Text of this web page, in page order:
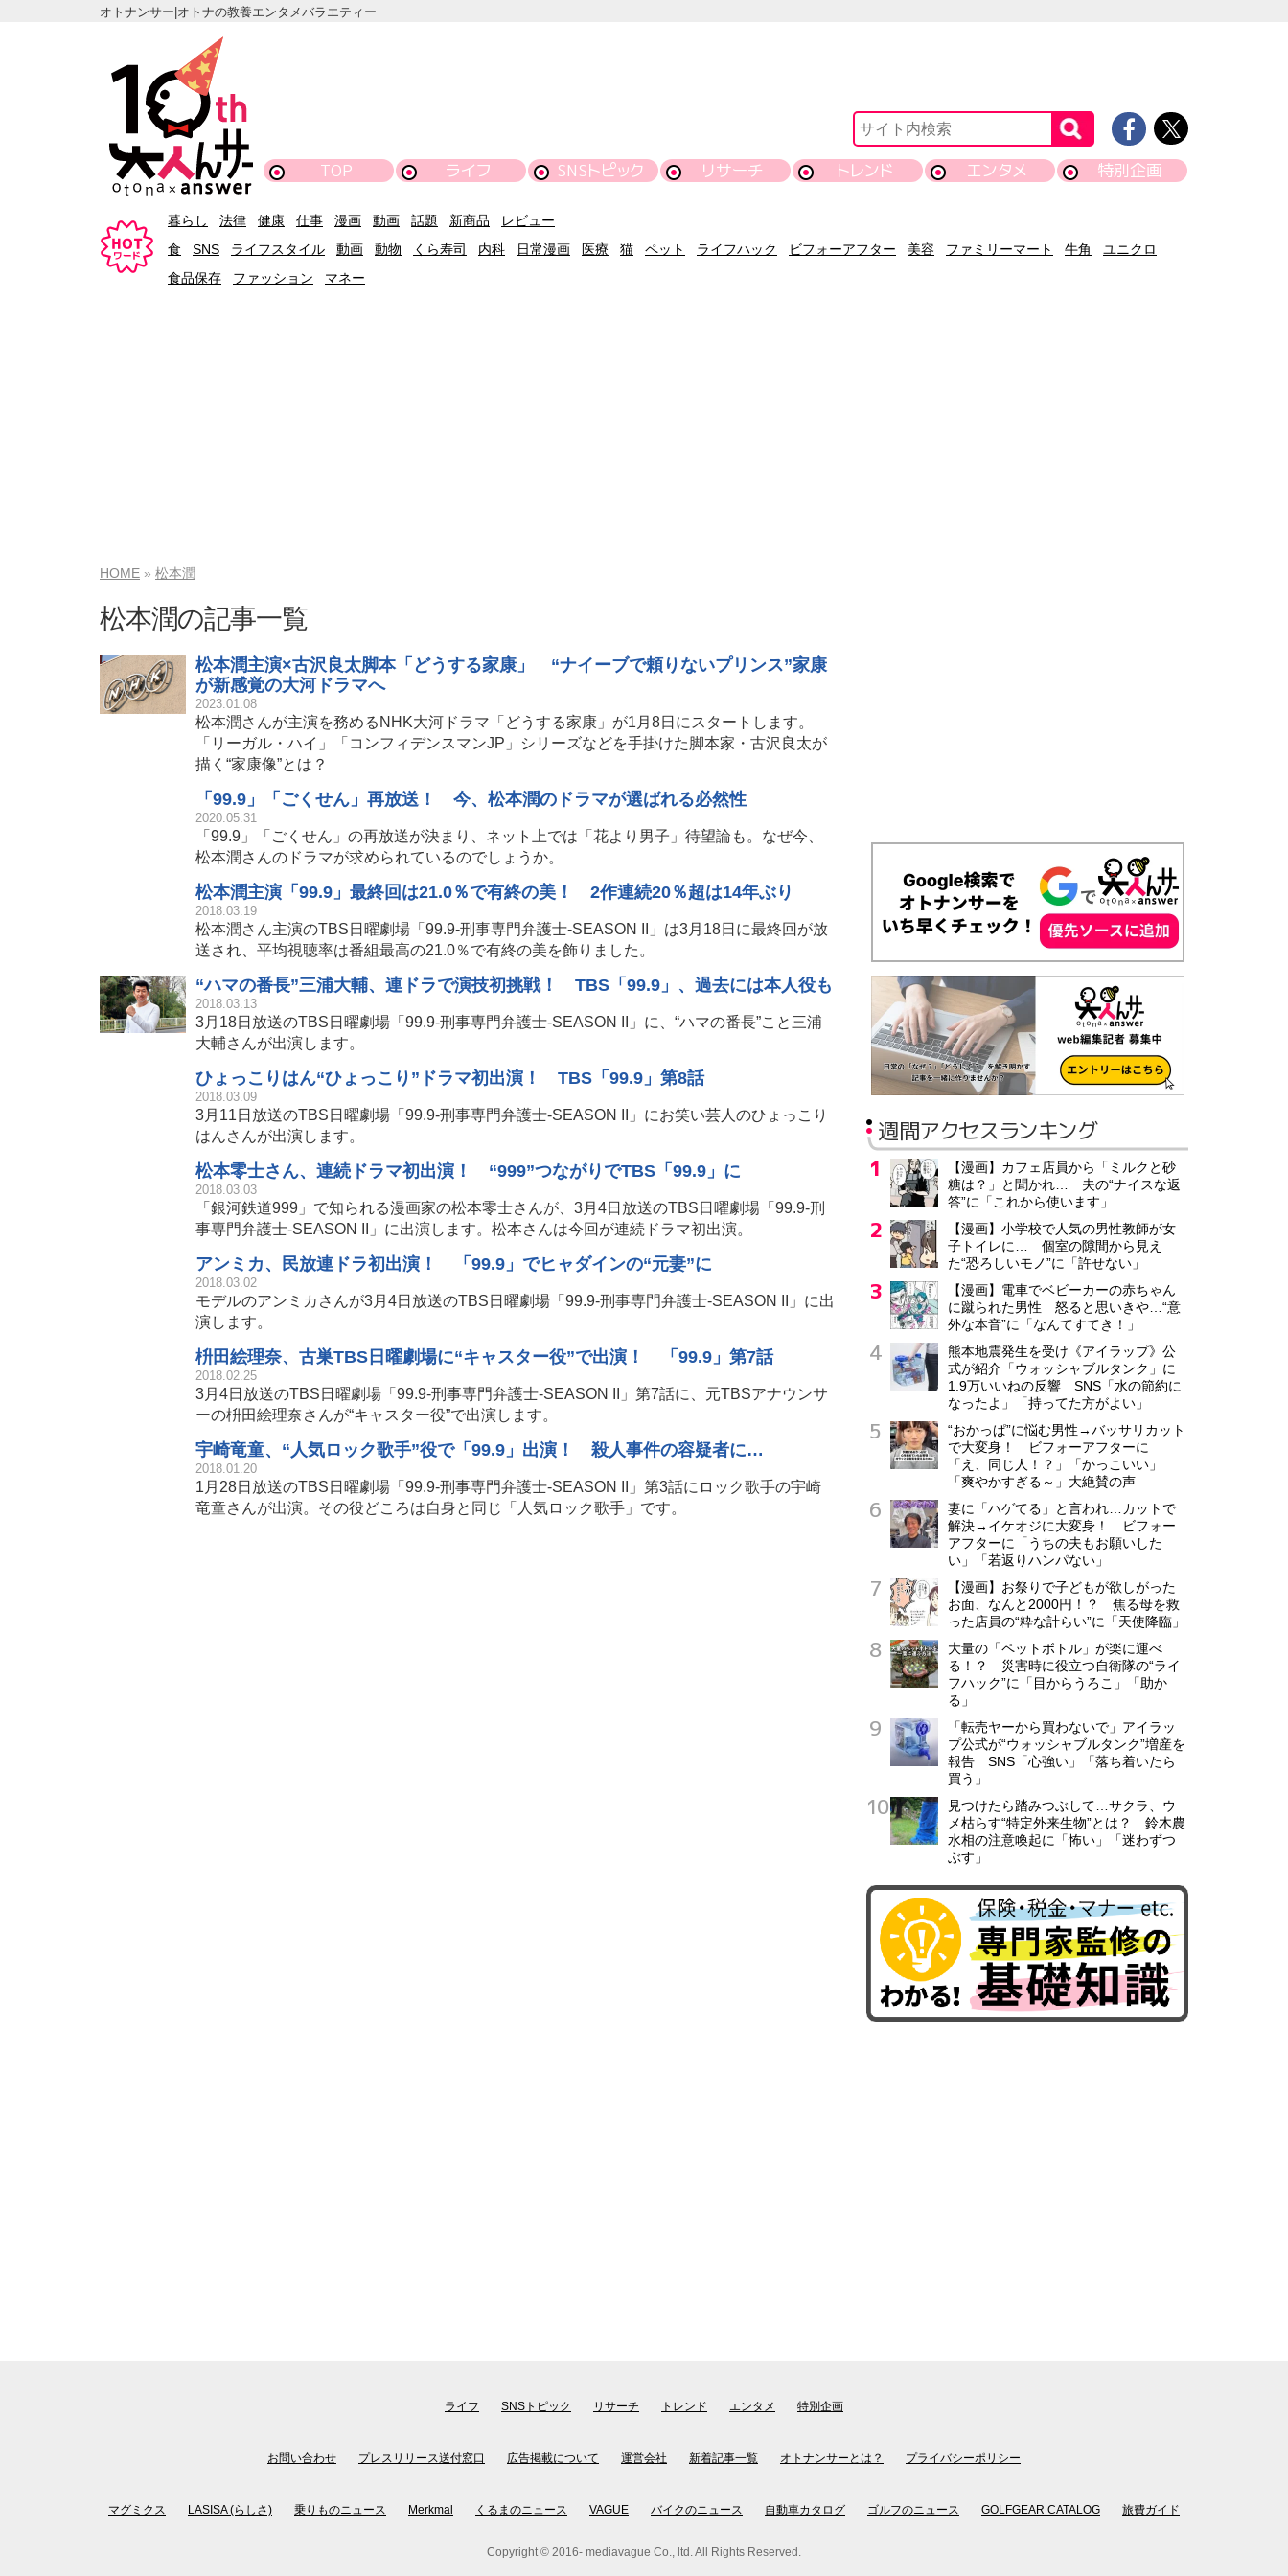
オトナンサー|オトナの教養エンタメバラエティー
TOP ライフ SNSトピック リサーチ トレンド エンタメ 特別企画
暮らし 法律 健康 仕事 漫画 動画 話題 新商品
レビュー
食
SNS ライフスタイル 動画 動物 くら寿司 内科 日常漫画 医療 猫 ペット ライフハック ビフォーアフター 美容 ファミリーマート 牛角
ユニクロ
食品保存
ファッション マネー
HOME 松本潤
松本潤の記事一覧
松本潤主演×古沢良太脚本「どうする家康」 “ナイーブで頼りないプリンス”家康
が新感覚の大河ドラマへ
2023.01.08
松本潤さんが主演を務めるNHK大河ドラマ「どうする家康」が1月8日にスタートします。
「リーガル・ハイ」「コンフィデンスマンJP」シリーズなどを手掛けた脚本家・古沢良太が
描く“家康像”とは？
「99.9」「ごくせん」再放送！ 今、松本潤のドラマが選ばれる必然性
2020.05.31
「99.9」「ごくせん」の再放送が決まり、ネット上では「花より男子」待望論も。なぜ今、
松本潤さんのドラマが求められているのでしょうか。
松本潤主演「99.9」最終回は21.0％で有終の美！ 2作連続20％超は14年ぶり
2018.03.19
松本潤さん主演のTBS日曜劇場「99.9-刑事専門弁護士-SEASON II」は3月18日に最終回が放
送され、平均視聴率は番組最高の21.0％で有終の美を飾りました。
“ハマの番長”三浦大輔、連ドラで演技初挑戦！ TBS「99.9」、過去には本人役も
2018.03.13
3月18日放送のTBS日曜劇場「99.9-刑事専門弁護士-SEASON II」に、“ハマの番長”こと三浦
大輔さんが出演します。
ひょっこりはん“ひょっこり”ドラマ初出演！ TBS「99.9」第8話
2018.03.09
3月11日放送のTBS日曜劇場「99.9-刑事専門弁護士-SEASON II」にお笑い芸人のひょっこり
はんさんが出演します。
松本零士さん、連続ドラマ初出演！ “999”つながりでTBS「99.9」に
2018.03.03
「銀河鉄道999」で知られる漫画家の松本零士さんが、3月4日放送のTBS日曜劇場「99.9-刑
事専門弁護士-SEASON II」に出演します。松本さんは今回が連続ドラマ初出演。
アンミカ、民放連ドラ初出演！ 「99.9」でヒャダインの“元妻”に
2018.03.02
モデルのアンミカさんが3月4日放送のTBS日曜劇場「99.9-刑事専門弁護士-SEASON II」に出
演します。
枡田絵理奈、古巣TBS日曜劇場に“キャスター役”で出演！ 「99.9」第7話
2018.02.25
3月4日放送のTBS日曜劇場「99.9-刑事専門弁護士-SEASON II」第7話に、元TBSアナウンサ
ーの枡田絵理奈さんが“キャスター役”で出演します。
宇崎竜童、“人気ロック歌手”役で「99.9」出演！ 殺人事件の容疑者に…
2018.01.20
1月28日放送のTBS日曜劇場「99.9-刑事専門弁護士-SEASON II」第3話にロック歌手の宇崎
竜童さんが出演。その役どころは自身と同じ「人気ロック歌手」です。
週間アクセスランキング
【漫画】カフェ店員から「ミルクと砂
糖は？」と聞かれ… 夫の“ナイスな返
答”に「これから使います」
【漫画】小学校で人気の男性教師が女
子トイレに… 個室の隙間から見え
た“恐ろしいモノ”に「許せない」
【漫画】電車でベビーカーの赤ちゃん
に蹴られた男性 怒ると思いきや…“意
外な本音”に「なんてすてき！」
熊本地震発生を受け《アイラップ》公
式が紹介「ウォッシャブルタンク」に
1.9万いいねの反響 SNS「水の節約に
なったよ」「持ってた方がよい」
“おかっぱ”に悩む男性→バッサリカット
で大変身！ ビフォーアフターに
「え、同じ人！？」「かっこいい」
「爽やかすぎる～」大絶賛の声
妻に「ハゲてる」と言われ…カットで
解決→イケオジに大変身！ ビフォー
アフターに「うちの夫もお願いした
い」「若返りハンパない」
【漫画】お祭りで子どもが欲しがった
お面、なんと2000円！？ 焦る母を救
った店員の“粋な計らい”に「天使降臨」
大量の「ペットボトル」が楽に運べ
る！？ 災害時に役立つ自衛隊の“ライ
フハック”に「目からうろこ」「助か
る」
「転売ヤーから買わないで」アイラッ
プ公式が“ウォッシャブルタンク”増産を
報告 SNS「心強い」「落ち着いたら
買う」
見つけたら踏みつぶして…サクラ、ウ
メ枯らす“特定外来生物”とは？ 鈴木農
水相の注意喚起に「怖い」「迷わずつ
ぶす」
ライフ SNSトピック リサーチ トレンド エンタメ 特別企画
お問い合わせ プレスリリース送付窓口 広告掲載について 運営会社 新着記事一覧 オトナンサーとは？ プライバシーポリシー
マグミクス LASISA (らしさ) 乗りものニュース Merkmal くるまのニュース VAGUE バイクのニュース 自動車カタログ ゴルフのニュース GOLFGEAR CATALOG 旅費ガイド
Copyright © 2016- mediavague Co., ltd. All Rights Reserved.